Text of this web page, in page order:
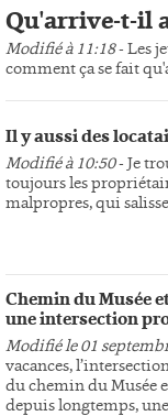
Qu'arrive-t-il
Modifié à 11:18- Les
comment ça se fait
Il y aussi des
Modifié à 10:50- Je
toujours les
malpropres, qui
Chemin du Musée
une intersection
Modifié le 01
vacances,
du chemin du Musée
depuis longtemps, une...